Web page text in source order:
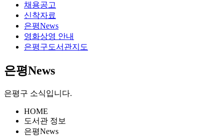
채용공고
신착자료
은평News
영화상영 안내
은평구도서관지도
은평News
은평구 소식입니다.
HOME
도서관 정보
은평News